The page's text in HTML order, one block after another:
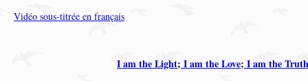
Vidéo sous-titrée en français
I am the Light; I am the Love; I am the